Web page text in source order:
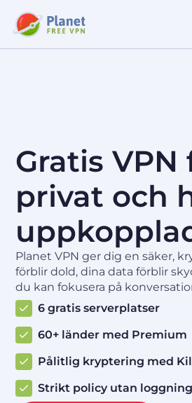
Gratis VPN
privat och
Planet VPN ger dig en säker,
förblir dold, dina data förblir
du kan fokusera på
6 gratis serverplatser
60+ länder med Premium
Pålitlig kryptering med
Strikt policy utan loggning